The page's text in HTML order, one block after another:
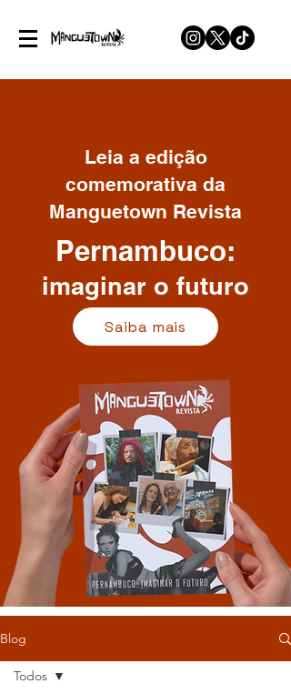
Leia a edição
comemorativa da
Manguetown Revista
Pernambuco:
imaginar o futuro
Saiba mais
Blog
Todos